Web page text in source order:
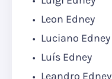
Leon Edney
Luciano Edney
Luís Edney
Leandro Edney